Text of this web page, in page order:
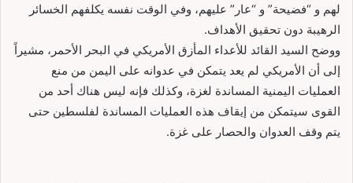
لهم و “فضيحة” و “عار” عليهم، وفي الوقت نفسه يكلفهم الخسائر
الرهيبة دون تحقيق الأهداف.
ووضح السيد القائد للأعداء المأزق الأمريكي في البحر الأحمر، مشيراً
إلى أن الأمريكي لم يعد يتمكن في عدوانه على اليمن من منع
العمليات اليمنية المساندة لغزة، وكذلك فإنه ليس هناك أحد من
القوى سيتمكن من إيقاف هذه العمليات المساندة لفلسطين حتى
يتم وقف العدوان والحصار على غزة.